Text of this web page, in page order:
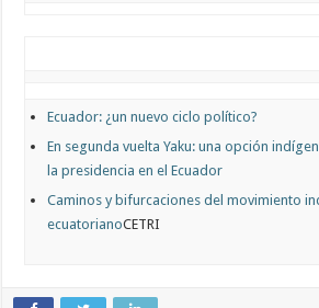
Ecuador: ¿un nuevo ciclo político?
En segunda vuelta Yaku: una opción
la presidencia en el Ecuador
Caminos y bifurcaciones del movimiento
ecuatorianoCETRI